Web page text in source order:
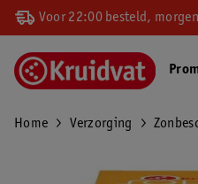
Voor 22:00 besteld,
Home Verzorging